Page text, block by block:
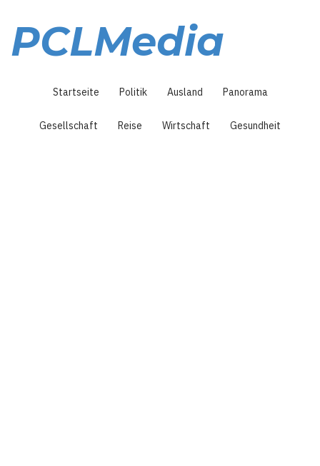
Inhalt
PCLMedia
Startseite Politik Ausland Panorama
Gesellschaft Reise Wirtschaft Gesundheit